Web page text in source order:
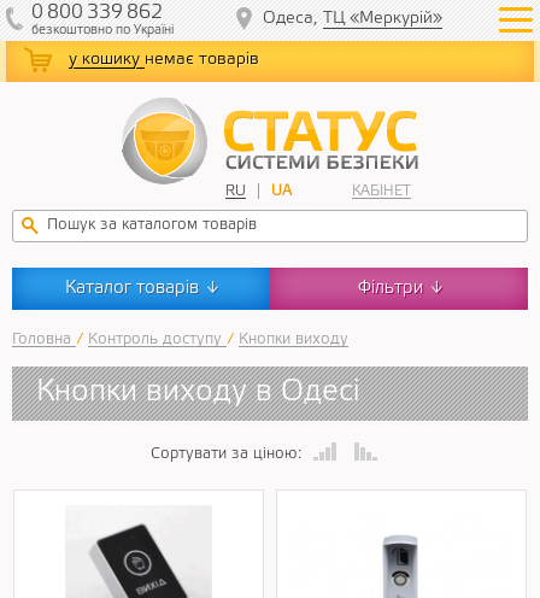
у кошику немає товарів
RU UA КАБІНЕТ
0 800 339 862
безкоштовнопо Україні
Одеса, ТЦ «Меркурій»
Каталог товарів ↓ Фільтри ↓
Головна / Контроль доступу / Кнопки виходу
Кнопки виходу в Одесі
Сортувати за ціною: